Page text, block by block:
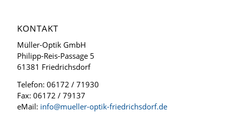
KONTAKT
Müller-Optik GmbH
Philipp-Reis-Passage 5
61381 Friedrichsdorf
Telefon: 06172 / 71930
Fax: 06172 / 79137
eMail: info@mueller-optik-friedrichsdorf.de